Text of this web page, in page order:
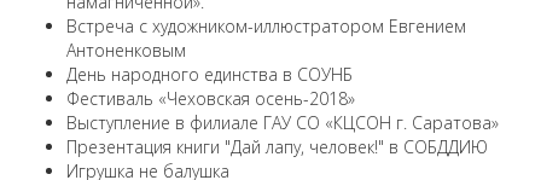
Встреча с художником-иллюстратором Евгением
Антоненковым
День народного единства в СОУНБ
Фестиваль «Чеховская осень-2018»
Выступление в филиале ГАУ СО «КЦСОН г. Саратова»
Презентация книги "Дай лапу, человек!" в СОБДДИЮ
Игрушка не балушка